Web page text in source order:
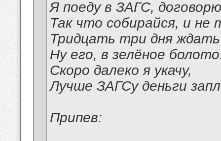
Я поеду в ЗАГС,
Так что собирайся, и не
Тридцать три дня
Ну его, в зелёное
Скоро далеко я укачу,
Лучше ЗАГСу деньги
Припев: